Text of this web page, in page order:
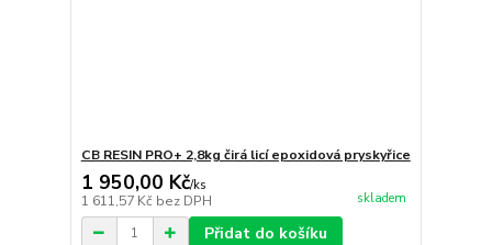
CB RESIN PRO+ 2,8kg čirá licí epoxidová pryskyřice
1 950,00 Kč/ks
1 611,57 Kč bez DPH skladem
Přidat do košíku